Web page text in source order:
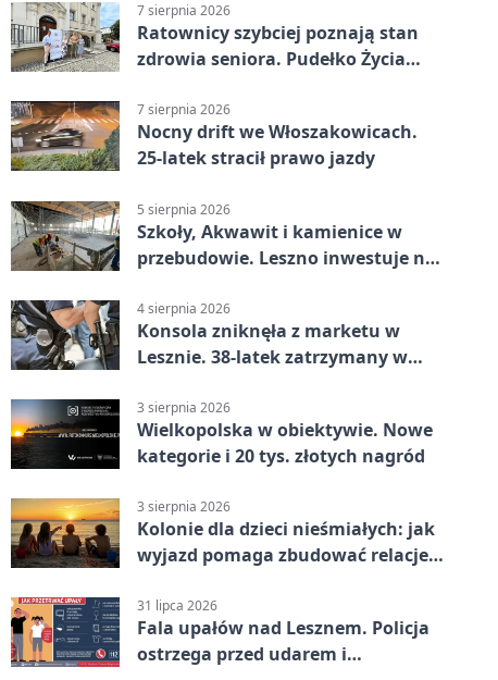
7 sierpnia 2026
Ratownicy szybciej poznają stan
zdrowia seniora. Pudełko Życia
7 sierpnia 2026
Nocny drift we Włoszakowicach.
25-latek stracił prawo jazdy
5 sierpnia 2026
Szkoły, Akwawit i kamienice w
przebudowie. Leszno inwestuje na
4 sierpnia 2026
Konsola zniknęła z marketu w
Lesznie. 38-latek zatrzymany w
3 sierpnia 2026
Wielkopolska w obiektywie. Nowe
kategorie i 20 tys. złotych nagród
3 sierpnia 2026
Kolonie dla dzieci nieśmiałych: jak
wyjazd pomaga zbudować relacje z
31 lipca 2026
Fala upałów nad Lesznem. Policja
ostrzega przed udarem i